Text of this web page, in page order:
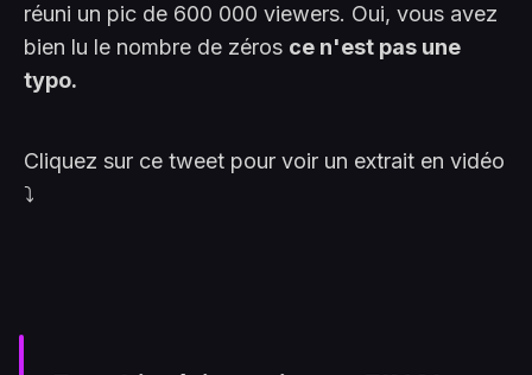
réuni un pic de 600 000 viewers. Oui, vous avez
bien lu le nombre de zéros ce n'est pas une
typo.
Cliquez sur ce tweet pour voir un extrait en vidéo
⤵️